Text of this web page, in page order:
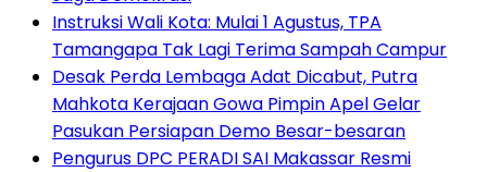
Instruksi Wali Kota: Mulai 1 Agustus, TPA
Tamangapa Tak Lagi Terima Sampah Campur
Desak Perda Lembaga Adat Dicabut, Putra
Mahkota Kerajaan Gowa Pimpin Apel Gelar
Pasukan Persiapan Demo Besar-besaran
Pengurus DPC PERADI SAI Makassar Resmi